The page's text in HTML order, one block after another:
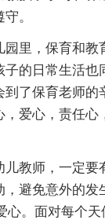
。
里，保育和教
子的日常生活也
到了保育老师的
，爱心，责任心
教师，一定要
，避免意外的发
心。面对每个